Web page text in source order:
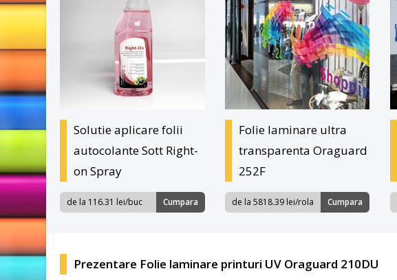
Solutie aplicare folii
autocolante Sott Right-
on Spray
de la 116.31 lei/buc Cumpara
Folie laminare ultra
transparenta Oraguard
252F
de la 5818.39 lei/rola Cumpara
Prezentare Folie laminare printuri UV Oraguard 210DU